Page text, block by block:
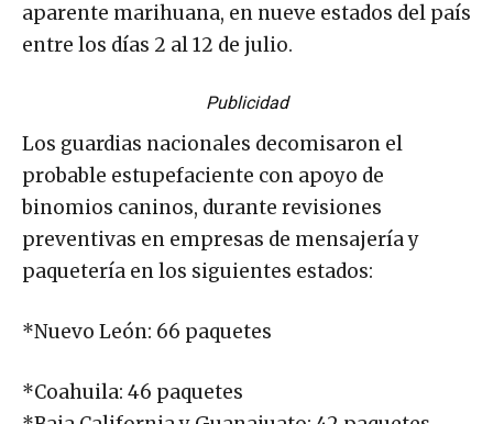
aparente marihuana, en nueve estados del país
entre los días 2 al 12 de julio.
Publicidad
Los guardias nacionales decomisaron el
probable estupefaciente con apoyo de
binomios caninos, durante revisiones
preventivas en empresas de mensajería y
paquetería en los siguientes estados:
*Nuevo León: 66 paquetes
*Coahuila: 46 paquetes